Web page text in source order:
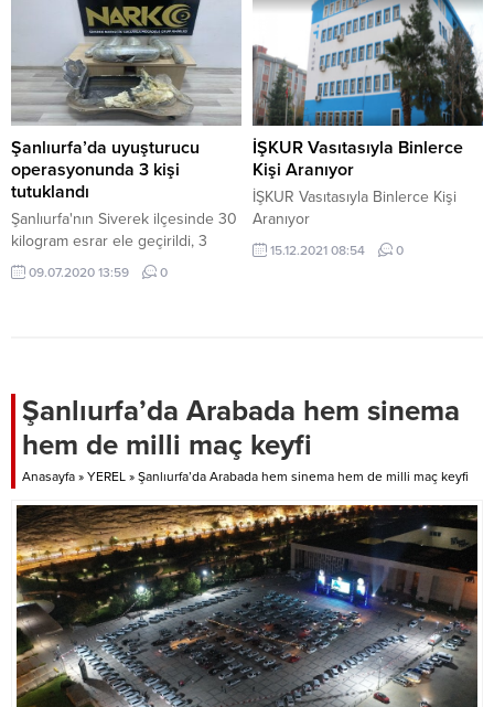
bilinçlendirmek olduğunu belirtti.
makamında kabul eden Başkan
Çakmak makamında bir süre
sohbet etti. Siverek’in ilk kadın
Belediye Başkanı seçilmesinden
dolayı Çakmak’ı tebrik eden
Milletvekili Açanal görevinde
başarılar diledi. Başkan Çakmak
ise Kadın Milletvekili Açanal’a...
Şanlıurfa’da uyuşturucu
operasyonunda 3 kişi
tutuklandı
Şanlıurfa'nın Siverek ilçesinde 30
kilogram esrar ele geçirildi, 3
şüpheli tutuklandı.
09.07.2020 13:59 0
İŞKUR Vasıtasıyla Binlerce
Kişi Aranıyor
İŞKUR Vasıtasıyla Binlerce Kişi
Aranıyor
15.12.2021 08:54 0
Şanlıurfa’da Arabada hem sinema
hem de milli maç keyfi
Anasayfa » YEREL » Şanlıurfa’da Arabada hem sinema hem de milli maç keyfi